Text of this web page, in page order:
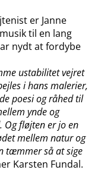
er Janne
til en lang
nydt at fordybe
ustabilitet vejret
i hans malerier,
poesi og råhed til
ynde og
Og fløjten er jo en
mellem natur og
tæmmer så at sige
Karsten Fundal.